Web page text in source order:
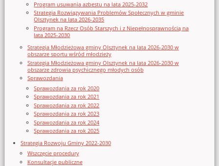
Program usuwania azbestu na lata 2025-2032
Strategia Rozwiązywania Problemów Społecznych w gminie
Olsztynek na lata 2026-2035
Program na Rzecz Osób Starszych i z Niepełnosprawnością na
lata 2025-2030
Strategia Młodzieżowa gminy Olsztynek na lata 2026-2030 w
obszarze sportu wśród młodzieży
Strategia Młodzieżowa gminy Olsztynek na lata 2026-2030 w
obszarze zdrowia psychicznego młodych osób
Sprawozdania
Sprawozdania za rok 2020
Sprawozdania za rok 2021
Sprawozdania za rok 2022
Sprawozdania za rok 2023
Sprawozdania za rok 2024
Sprawozdania za rok 2025
Strategia Rozwoju Gminy 2022-2030
Wszczęcie procedury
Konsultacje publiczne